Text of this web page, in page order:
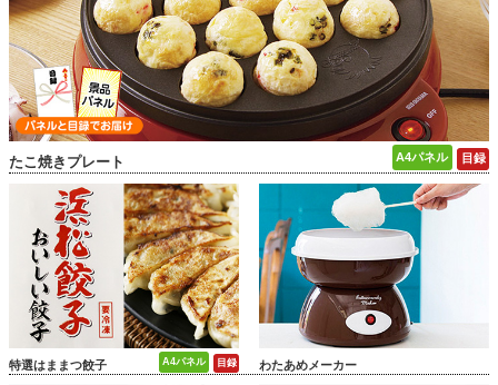
たこ焼きプレート
特選はままつ餃子 わたあめメーカー